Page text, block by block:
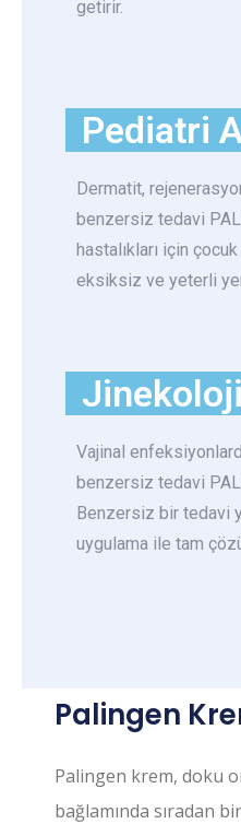
getirir.
Pediatri
Dermatit,
benzersiz tedavi
hastalıkları için
eksiksiz ve yeterli
Vajinal
benzersiz tedavi
Benzersiz bir tedavi
uygulama ile tam
Palingen
Palingen krem, doku
bağlamında sıradan